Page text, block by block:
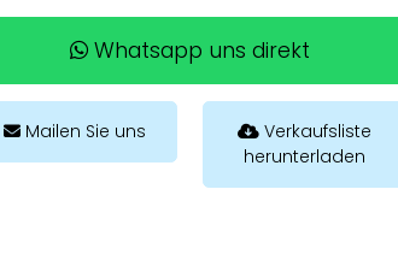
Whatsapp uns direkt
Mailen Sie uns
Verkaufsliste
herunterladen